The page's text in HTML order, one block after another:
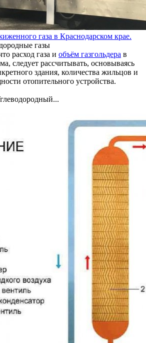
газа в Краснодарском крае.
газы
расход газа и объём газгольдера в
следует рассчитывать, основываясь
здания, количества жильцов и
отопительного устройства.